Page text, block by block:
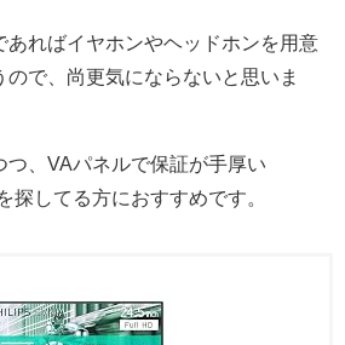
あればイヤホンやヘッドホンを用意
で、尚更気にならないと思いま
つ、VAパネルで保証が手厚い
探してる方におすすめです。